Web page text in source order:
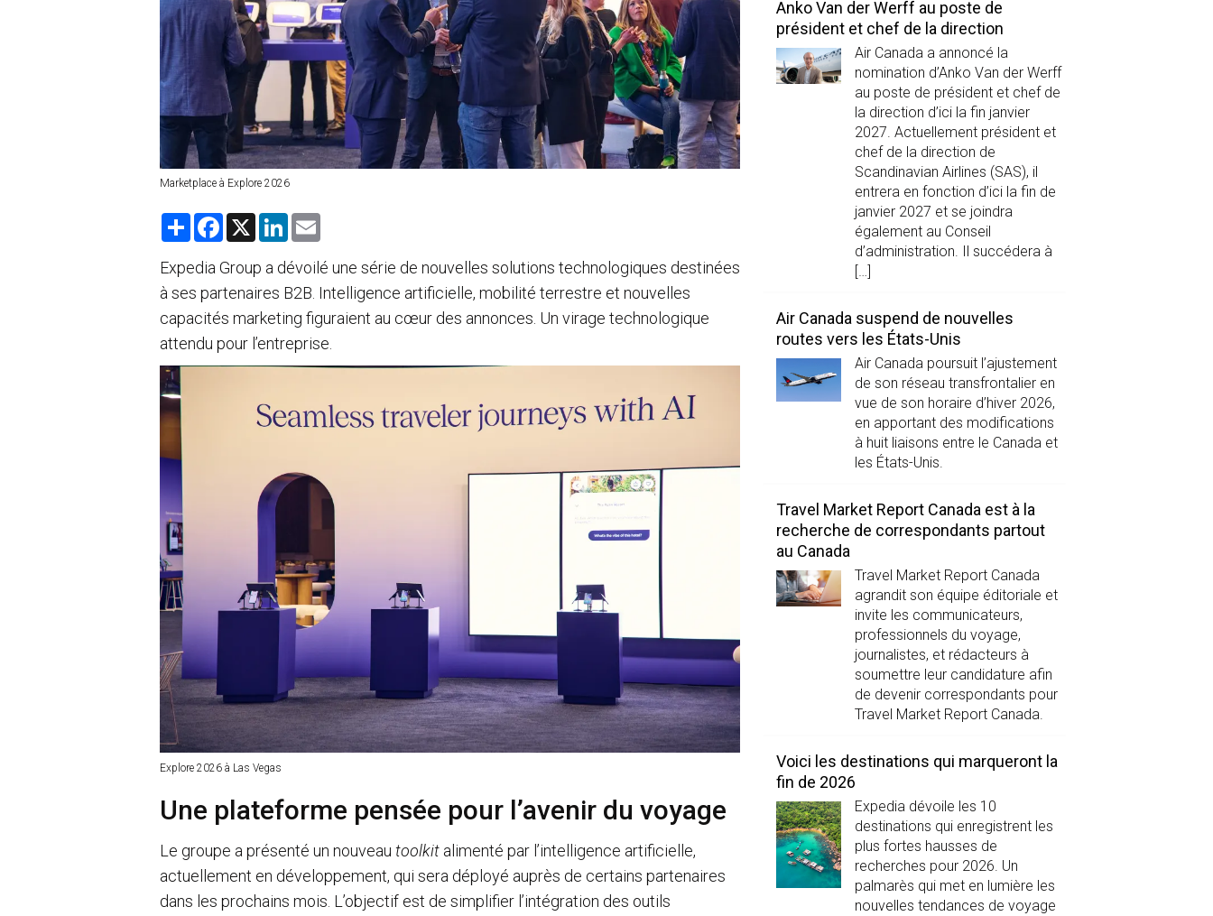
Marketplace à Explore 2026
S
r
e
F
e
b
o
k
X
L
k
e
d
n
i
l
Expedia Group a dévoilé une série de nouvelles solutions technologiques destinées
à ses partenaires B2B. Intelligence artificielle, mobilité terrestre et nouvelles
capacités marketing figuraient au cœur des annonces. Un virage technologique
attendu pour l’entreprise.
Explore 2026 à Las Vegas
Une plateforme pensée pour l’avenir du voyage
Le groupe a présenté un nouveau toolkit alimenté par l’intelligence artificielle,
actuellement en développement, qui sera déployé auprès de certains partenaires
dans les prochains mois. L’objectif est de simplifier l’intégration des outils
Anko Van der Werff au poste de
président et chef de la direction
Air Canada a annoncé la
nomination d’Anko Van der Werff
au poste de président et chef de
la direction d’ici la fin janvier
2027. Actuellement président et
chef de la direction de
Scandinavian Airlines (SAS), il
entrera en fonction d’ici la fin de
janvier 2027 et se joindra
également au Conseil
d’administration. Il succédera à
[…]
Air Canada suspend de nouvelles
routes vers les États-Unis
Air Canada poursuit l’ajustement
de son réseau transfrontalier en
vue de son horaire d’hiver 2026,
en apportant des modifications
à huit liaisons entre le Canada et
les États-Unis.
Travel Market Report Canada est à la
recherche de correspondants partout
au Canada
Travel Market Report Canada
agrandit son équipe éditoriale et
invite les communicateurs,
professionnels du voyage,
journalistes, et rédacteurs à
soumettre leur candidature afin
de devenir correspondants pour
Travel Market Report Canada.
Voici les destinations qui marqueront la
fin de 2026
Expedia dévoile les 10
destinations qui enregistrent les
plus fortes hausses de
recherches pour 2026. Un
palmarès qui met en lumière les
nouvelles tendances de voyage